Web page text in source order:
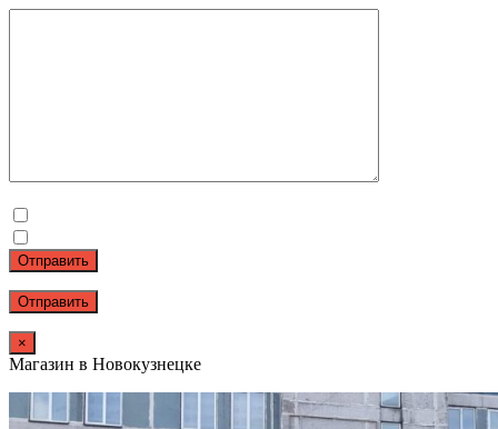
Отправить
×
Магазин в Новокузнецке